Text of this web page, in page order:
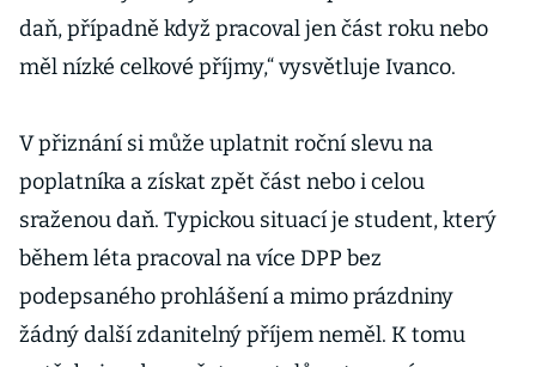
daň, případně když pracoval jen část roku nebo
měl nízké celkové příjmy,“ vysvětluje Ivanco.
V přiznání si může uplatnit roční slevu na
poplatníka a získat zpět část nebo i celou
sraženou daň. Typickou situací je student, který
během léta pracoval na více DPP bez
podepsaného prohlášení a mimo prázdniny
žádný další zdanitelný příjem neměl. K tomu